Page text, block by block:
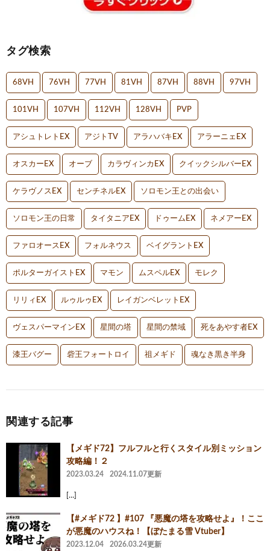
タグ検索
68VH 76VH 77VH 81VH 87VH 88VH 97VH
101VH 107VH 112VH 128VH PVP
アシュトレトEX アジトTV アラハバキEX アラーニェEX
オスカーEX オーブ カラヴィンカEX クイックシルバーEX
ケラヴノスEX センチネルEX ソロモン王との出会い
ソロモン王の日常 タイタニアEX ドゥームEX ネメアーEX
ファロオースEX フォルネウス ベイグラントEX
ポルターガイストEX マモン ムスペルEX モレク
リリィEX ルゥルゥEX レイガンベレットEX
ヴェスパーマインEX 星間の塔 星間の禁域 死をあやす者EX
漆王バグー 砦王フォートロイ 祖メギド 魂なき黒き半身
関連する記事
【メギド72】フルフルと行くスタイル別ミッション
攻略編！２
2023.03.24 2024.11.07更新
[…]
【#メギド72 】#107 『悪魔の塔を攻略せよ』！ここ
が悪魔のハウスね！【ぼたまる雪 Vtuber】
2023.12.04 2026.03.24更新